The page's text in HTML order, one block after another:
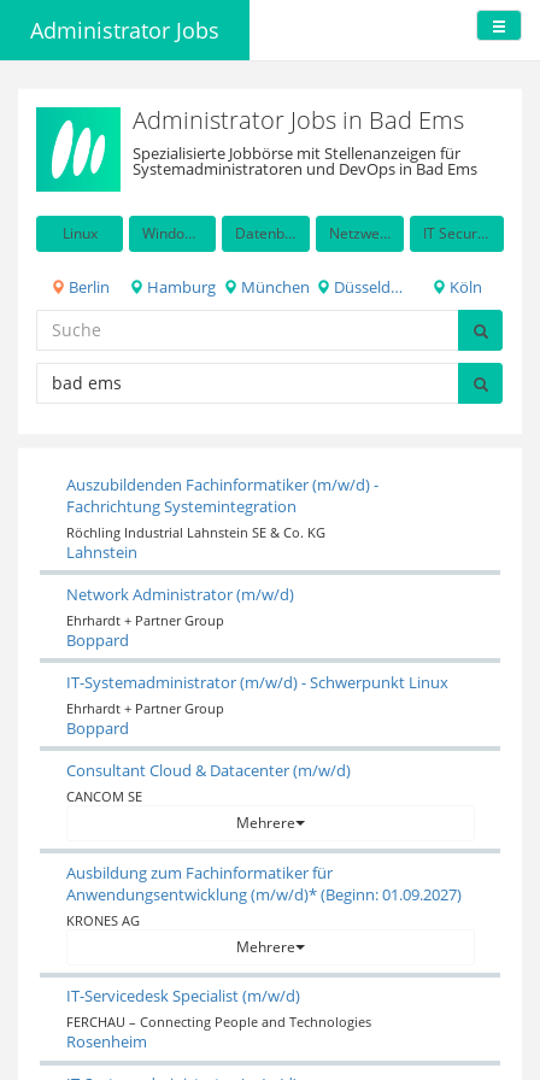
Administrator Jobs
Administrator Jobs in Bad Ems
Spezialisierte Jobbörse mit Stellenanzeigen für
Systemadministratoren und DevOps in Bad Ems
Linux Windows Server Datenbanken Netzwerkadministration IT Security / Auditing
Berlin Hamburg München Düsseldorf Köln
Auszubildenden Fachinformatiker (m/w/d) -
Fachrichtung Systemintegration
Röchling Industrial Lahnstein SE & Co. KG
Lahnstein
Network Administrator (m/w/d)
Ehrhardt + Partner Group
Boppard
IT-Systemadministrator (m/w/d) - Schwerpunkt Linux
Ehrhardt + Partner Group
Boppard
Consultant Cloud & Datacenter (m/w/d)
CANCOM SE
Mehrere
Ausbildung zum Fachinformatiker für
Anwendungsentwicklung (m/w/d)* (Beginn: 01.09.2027)
KRONES AG
Mehrere
IT-Servicedesk Specialist (m/w/d)
FERCHAU – Connecting People and Technologies
Rosenheim